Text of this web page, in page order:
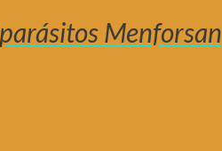
Menforsan